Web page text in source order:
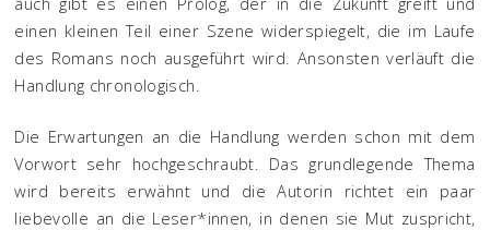
einen kleinen Teil einer Szene widerspiegelt, die im Laufe
des Romans noch ausgeführt wird. Ansonsten verläuft die
Handlung chronologisch.
Die Erwartungen an die Handlung werden schon mit dem
Vorwort sehr hochgeschraubt. Das grundlegende Thema
wird bereits erwähnt und die Autorin richtet ein paar
liebevolle an die Leser*innen, in denen sie Mut zuspricht,